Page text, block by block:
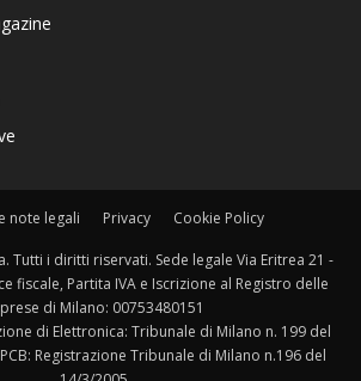
note legali Privacy Cookie Policy
Tutti i diritti riservati. Sede legale Via Eritrea 21 -
fiscale, Partita IVA e Iscrizione al Registro delle
di Milano: 00753480151
di Elettronica: Tribunale di Milano n. 199 del
Registrazione Tribunale di Milano n.196 del